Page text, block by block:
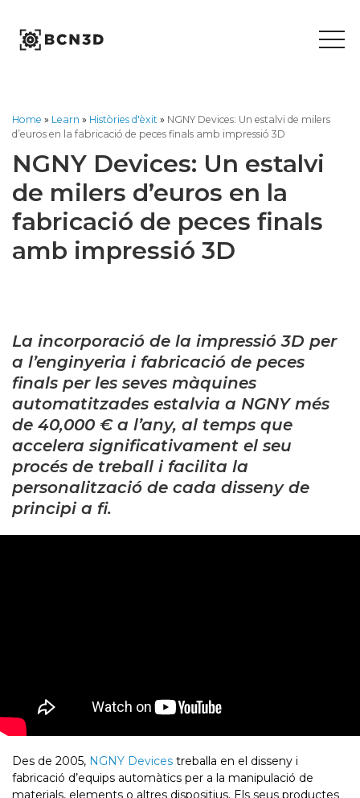
content
Home » Learn » Històries d'èxit » NGNY Devices: Un estalvi de milers
d’euros en la fabricació de peces finals amb impressió 3D
NGNY Devices: Un estalvi
de milers d’euros en la
fabricació de peces finals
amb impressió 3D
La incorporació de la impressió 3D per
a l’enginyeria i fabricació de peces
finals per les seves màquines
automatitzades estalvia a NGNY més
de 40,000 € a l’any, al temps que
accelera significativament el seu
procés de treball i facilita la
personalització de cada disseny de
principi a fi.
Des de 2005, NGNY Devices treballa en el disseny i
fabricació d’equips automàtics per a la manipulació de
materials, elements o altres dispositius. Els seus productes